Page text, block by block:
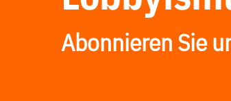
Abonnieren Sie